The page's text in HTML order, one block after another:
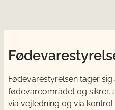
Fødevarestyrelsen tager
fødevareområdet og sikrer,
via vejledning og via